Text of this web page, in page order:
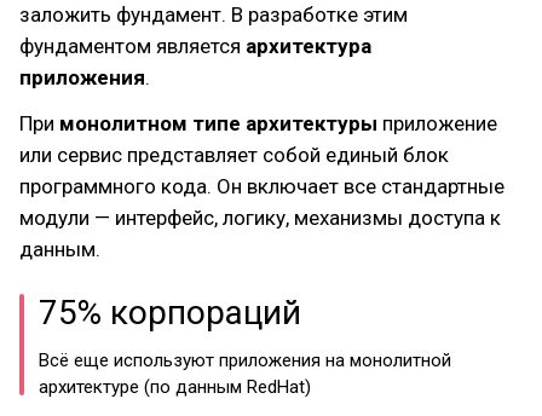
заложить фундамент. В разработке этим
фундаментом является архитектура
приложения.
При монолитном типе архитектуры приложение
или сервис представляет собой единый блок
программного кода. Он включает все стандартные
модули — интерфейс, логику, механизмы доступа к
данным.
75% корпораций
Всё еще используют приложения на монолитной
архитектуре (по данным RedHat)